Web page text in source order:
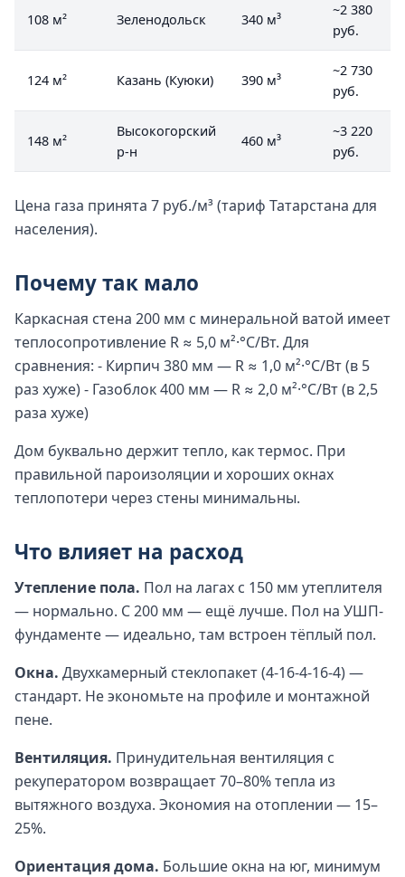
108 м² Зеленодольск 340 м³
~2 380
руб.
124 м² Казань (Куюки) 390 м³
~2 730
руб.
148 м²
Высокогорский
р-н
460 м³
~3 220
руб.
Цена газа принята 7 руб./м³ (тариф Татарстана для
населения).
Почему так мало
Каркасная стена 200 мм с минеральной ватой имеет
теплосопротивление R ≈ 5,0 м²·°C/Вт. Для
сравнения: - Кирпич 380 мм — R ≈ 1,0 м²·°C/Вт (в 5
раз хуже) - Газоблок 400 мм — R ≈ 2,0 м²·°C/Вт (в 2,5
раза хуже)
Дом буквально держит тепло, как термос. При
правильной пароизоляции и хороших окнах
теплопотери через стены минимальны.
Что влияет на расход
Утепление пола. Пол на лагах с 150 мм утеплителя
— нормально. С 200 мм — ещё лучше. Пол на УШП-
фундаменте — идеально, там встроен тёплый пол.
Окна. Двухкамерный стеклопакет (4-16-4-16-4) —
стандарт. Не экономьте на профиле и монтажной
пене.
Вентиляция. Принудительная вентиляция с
рекуператором возвращает 70–80% тепла из
вытяжного воздуха. Экономия на отоплении — 15–
25%.
Ориентация дома. Большие окна на юг, минимум